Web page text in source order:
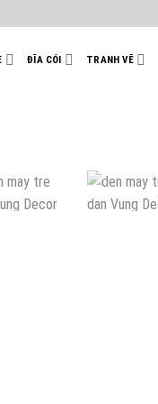
ĐĨA CÓI TRANH VẼ